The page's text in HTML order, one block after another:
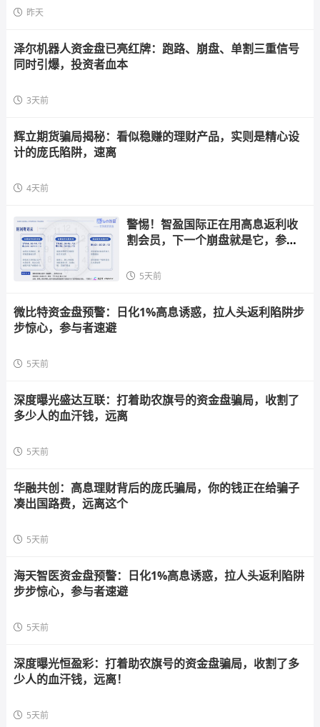
昨天
泽尔机器人资金盘已亮红牌：跑路、崩盘、单割三重信号
同时引爆，投资者血本
3天前
辉立期货骗局揭秘：看似稳赚的理财产品，实则是精心设
计的庞氏陷阱，速离
4天前
警惕！智盈国际正在用高息返利收
割会员，下一个崩盘就是它，参与
5天前
微比特资金盘预警：日化1%高息诱惑，拉人头返利陷阱步
步惊心，参与者速避
5天前
深度曝光盛达互联：打着助农旗号的资金盘骗局，收割了
多少人的血汗钱，远离
5天前
华融共创：高息理财背后的庞氏骗局，你的钱正在给骗子
凑出国路费，远离这个
5天前
海天智医资金盘预警：日化1%高息诱惑，拉人头返利陷阱
步步惊心，参与者速避
5天前
深度曝光恒盈彩：打着助农旗号的资金盘骗局，收割了多
少人的血汗钱，远离！
5天前